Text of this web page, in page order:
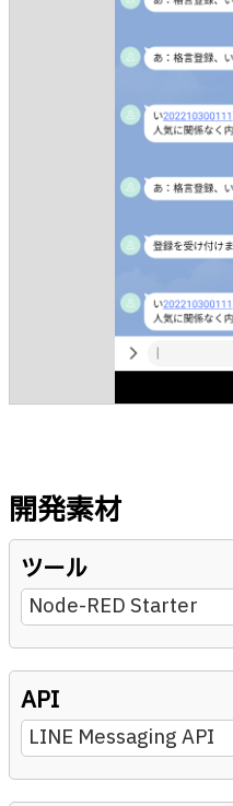
開発素材
ツール
Node-RED Starter
API
LINE Messaging API